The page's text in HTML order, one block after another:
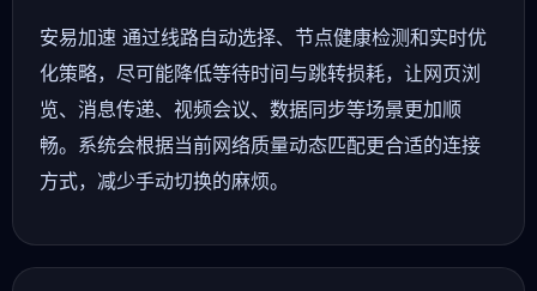
安易加速 通过线路自动选择、节点健康检测和实时优
化策略，尽可能降低等待时间与跳转损耗，让网页浏
览、消息传递、视频会议、数据同步等场景更加顺
畅。系统会根据当前网络质量动态匹配更合适的连接
方式，减少手动切换的麻烦。